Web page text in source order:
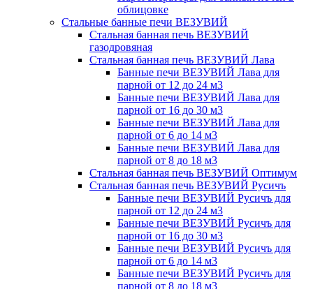
облицовке
Стальные банные печи ВЕЗУВИЙ
Стальная банная печь ВЕЗУВИЙ
газодровяная
Стальная банная печь ВЕЗУВИЙ Лава
Банные печи ВЕЗУВИЙ Лава для
парной от 12 до 24 м3
Банные печи ВЕЗУВИЙ Лава для
парной от 16 до 30 м3
Банные печи ВЕЗУВИЙ Лава для
парной от 6 до 14 м3
Банные печи ВЕЗУВИЙ Лава для
парной от 8 до 18 м3
Стальная банная печь ВЕЗУВИЙ Оптимум
Стальная банная печь ВЕЗУВИЙ Русичъ
Банные печи ВЕЗУВИЙ Русичъ для
парной от 12 до 24 м3
Банные печи ВЕЗУВИЙ Русичъ для
парной от 16 до 30 м3
Банные печи ВЕЗУВИЙ Русичъ для
парной от 6 до 14 м3
Банные печи ВЕЗУВИЙ Русичъ для
парной от 8 до 18 м3